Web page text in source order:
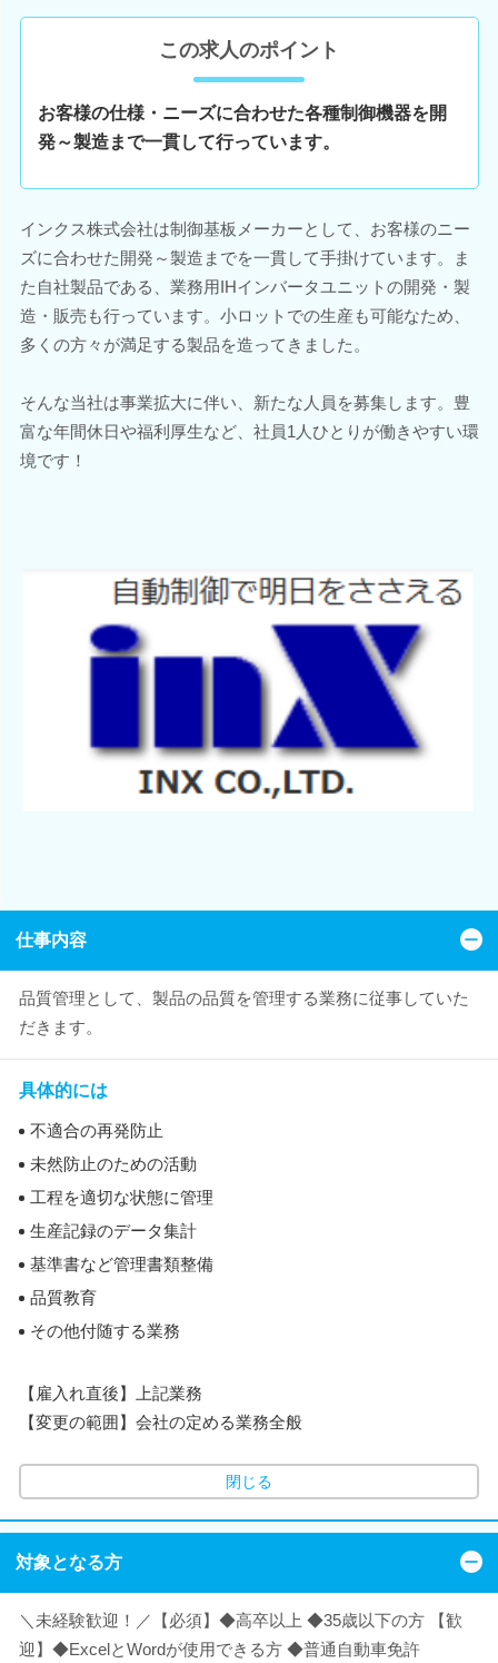
この求人のポイント
お客様の仕様・ニーズに合わせた各種制御機器を開
発～製造まで一貫して行っています。
インクス株式会社は制御基板メーカーとして、お客様のニー
ズに合わせた開発～製造までを一貫して手掛けています。ま
た自社製品である、業務用IHインバータユニットの開発・製
造・販売も行っています。小ロットでの生産も可能なため、
多くの方々が満足する製品を造ってきました。
そんな当社は事業拡大に伴い、新たな人員を募集します。豊
富な年間休日や福利厚生など、社員1人ひとりが働きやすい環
境です！
仕事内容
品質管理として、製品の品質を管理する業務に従事していた
だきます。
具体的には
不適合の再発防止
未然防止のための活動
工程を適切な状態に管理
生産記録のデータ集計
基準書など管理書類整備
品質教育
その他付随する業務
【雇入れ直後】上記業務
【変更の範囲】会社の定める業務全般
閉じる
対象となる方
＼未経験歓迎！／【必須】◆高卒以上 ◆35歳以下の方 【歓
迎】◆ExcelとWordが使用できる方 ◆普通自動車免許